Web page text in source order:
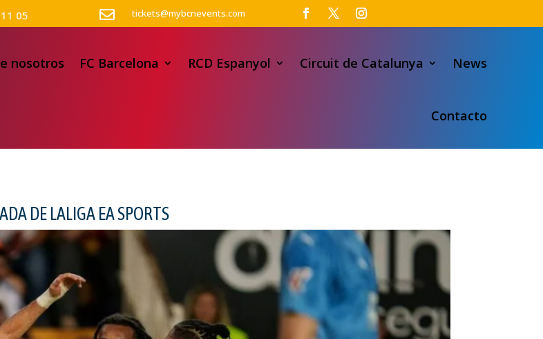
05  tickets@mybcnevents.com
nosotros FC Barcelona RCD Espanyol Circuit de Catalunya News
Contacto
DE LALIGA EA SPORTS